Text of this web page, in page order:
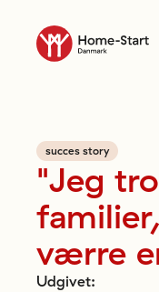
Til forsiden
succes story
"Jeg
familier,
værre
Udgivet: